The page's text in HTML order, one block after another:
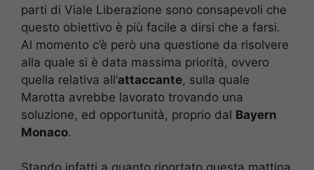
parti di Viale Liberazione sono consapevoli che
questo obiettivo è più facile a dirsi che a farsi.
Al momento c’è però una questione da risolvere
alla quale si è data massima priorità, ovvero
quella relativa all’attaccante, sulla quale
Marotta avrebbe lavorato trovando una
soluzione, ed opportunità, proprio dal Bayern
Monaco.